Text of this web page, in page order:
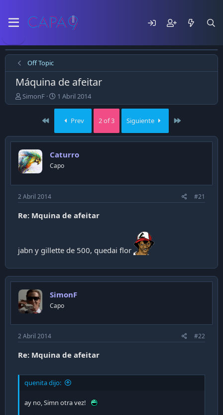
Off Topic
Máquina de afeitar
E
m
ó
e
l
t
e
m
a
SimonF
F
e
a
d
p
u
l
c
a
c
n
1 Abril 2014
First Prev 2 of 3 Siguiente
Caturro
Capo
2 Abril 2014 #21
Re: Mquina de afeitar
jabn y gillette de 500, quedai flor
SimonF
Capo
2 Abril 2014 #22
Re: Mquina de afeitar
quenita dijo:
ay no, Simn otra vez!